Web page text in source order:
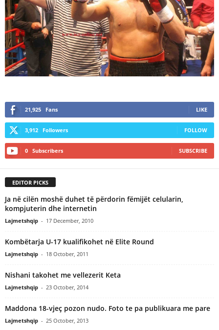
21,925 Fans LIKE
3,912 Followers FOLLOW
0 Subscribers SUBSCRIBE
EDITOR PICKS
Ja në cilën moshë duhet të përdorin fëmijët celularin,
kompjuterin dhe internetin
Lajmetshqip - 17 December, 2010
Kombëtarja U-17 kualifikohet në Elite Round
Lajmetshqip - 18 October, 2011
Nishani takohet me vellezerit Keta
Lajmetshqip - 23 October, 2014
Maddona 18-vjeç pozon nudo. Foto te pa publikuara me pare
Lajmetshqip - 25 October, 2013